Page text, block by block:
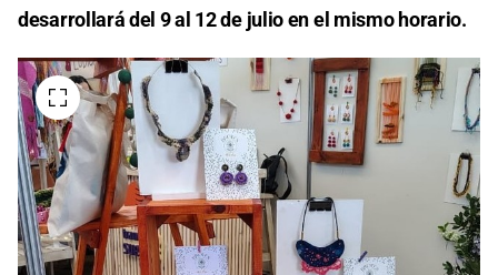
desarrollará del 9 al 12 de julio en el mismo horario.